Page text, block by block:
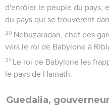
d'enrôler le peuple du pays,
du pays qui se trouvèrent
20 Nebuzaradan, chef des
vers le roi de Babylone à
21 Le roi de Babylone les
le pays de Hamath.
Guedalia,